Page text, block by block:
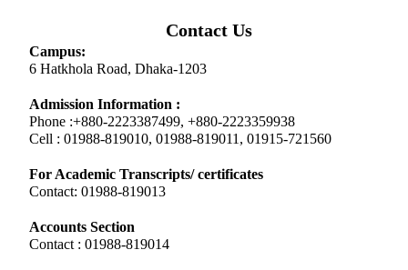
Contact Us
Campus:
6 Hatkhola Road, Dhaka-1203
Admission Information :
Phone :+880-2223387499, +880-2223359938
Cell : 01988-819010, 01988-819011, 01915-721560
For Academic Transcripts/ certificates
Contact: 01988-819013
Accounts Section
Contact : 01988-819014